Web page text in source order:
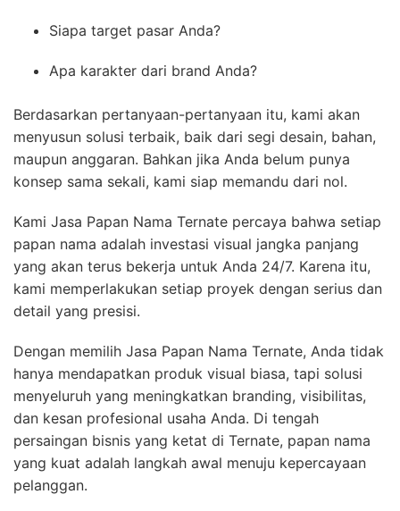
Siapa target pasar Anda?
Apa karakter dari brand Anda?
Berdasarkan pertanyaan-pertanyaan itu, kami akan
menyusun solusi terbaik, baik dari segi desain, bahan,
maupun anggaran. Bahkan jika Anda belum punya
konsep sama sekali, kami siap memandu dari nol.
Kami Jasa Papan Nama Ternate percaya bahwa setiap
papan nama adalah investasi visual jangka panjang
yang akan terus bekerja untuk Anda 24/7. Karena itu,
kami memperlakukan setiap proyek dengan serius dan
detail yang presisi.
Dengan memilih Jasa Papan Nama Ternate, Anda tidak
hanya mendapatkan produk visual biasa, tapi solusi
menyeluruh yang meningkatkan branding, visibilitas,
dan kesan profesional usaha Anda. Di tengah
persaingan bisnis yang ketat di Ternate, papan nama
yang kuat adalah langkah awal menuju kepercayaan
pelanggan.